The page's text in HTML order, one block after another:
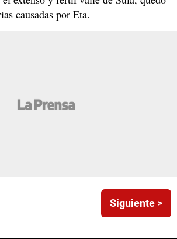
causadas por Eta.
Siguiente >